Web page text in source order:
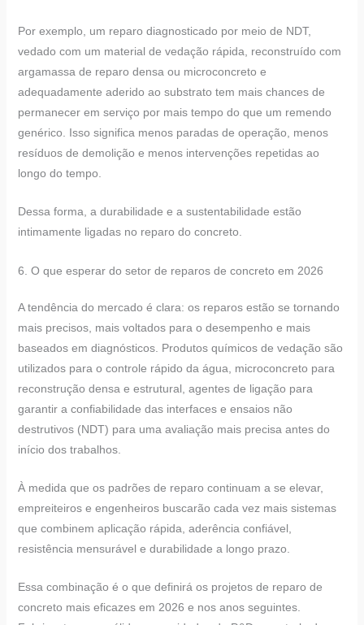
Por exemplo, um reparo diagnosticado por meio de NDT,
vedado com um material de vedação rápida, reconstruído com
argamassa de reparo densa ou microconcreto e
adequadamente aderido ao substrato tem mais chances de
permanecer em serviço por mais tempo do que um remendo
genérico. Isso significa menos paradas de operação, menos
resíduos de demolição e menos intervenções repetidas ao
longo do tempo.
Dessa forma, a durabilidade e a sustentabilidade estão
intimamente ligadas no reparo do concreto.
6. O que esperar do setor de reparos de concreto em 2026
A tendência do mercado é clara: os reparos estão se tornando
mais precisos, mais voltados para o desempenho e mais
baseados em diagnósticos. Produtos químicos de vedação são
utilizados para o controle rápido da água, microconcreto para
reconstrução densa e estrutural, agentes de ligação para
garantir a confiabilidade das interfaces e ensaios não
destrutivos (NDT) para uma avaliação mais precisa antes do
início dos trabalhos.
À medida que os padrões de reparo continuam a se elevar,
empreiteiros e engenheiros buscarão cada vez mais sistemas
que combinem aplicação rápida, aderência confiável,
resistência mensurável e durabilidade a longo prazo.
Essa combinação é o que definirá os projetos de reparo de
concreto mais eficazes em 2026 e nos anos seguintes.